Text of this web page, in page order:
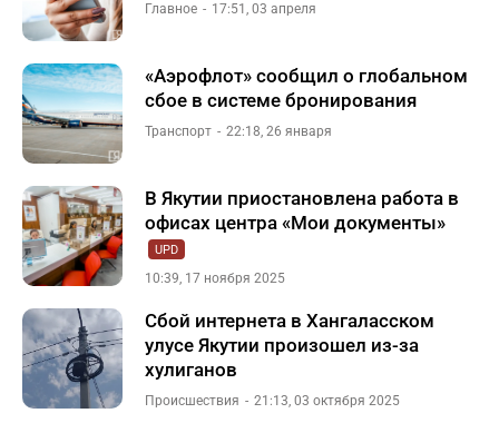
Главное 17:51, 03 апреля
«Аэрофлот» сообщил о глобальном
сбое в системе бронирования
Транспорт 22:18, 26 января
В Якутии приостановлена работа в
офисах центра «Мои документы»
UPD
10:39, 17 ноября 2025
Сбой интернета в Хангаласском
улусе Якутии произошел из-за
хулиганов
Происшествия 21:13, 03 октября 2025